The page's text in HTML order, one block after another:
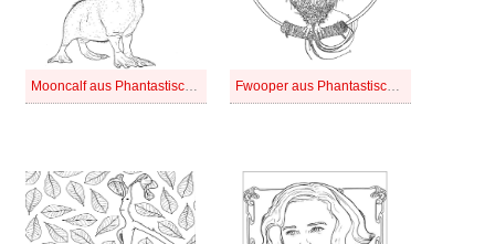
Mooncalf aus Phantastische Tierwesen Fwooper aus Phantastische Tierwesen